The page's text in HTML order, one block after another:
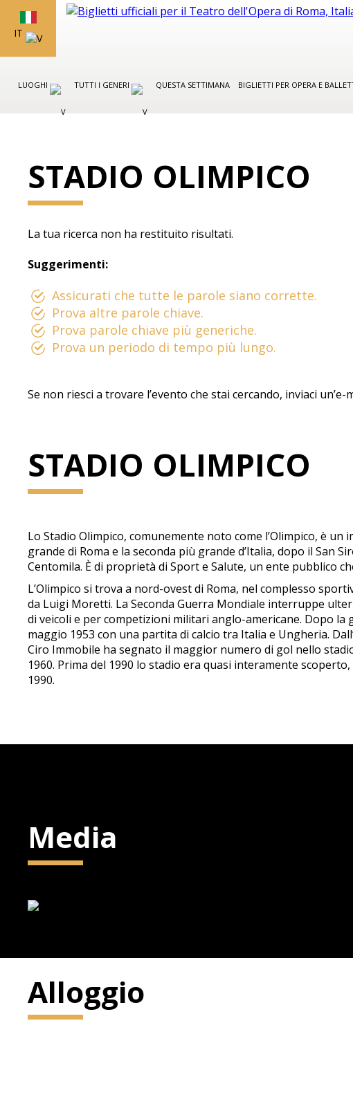
IT
LUOGHI TUTTI I GENERI QUESTA SETTIMANA BIGLIETTI PER OPERA E
STADIO OLIMPICO
La tua ricerca non ha restituito risultati.
Suggerimenti:
Assicurati che tutte le parole siano corrette.
Prova altre parole chiave.
Prova parole chiave più generiche.
Prova un periodo di tempo più lungo.
Se non riesci a trovare l’evento che stai cercando, inviaci un’e-
STADIO OLIMPICO
Lo Stadio Olimpico, comunemente noto come l’Olimpico, è
grande di Roma e la seconda più grande d’Italia, dopo il San
Centomila. È di proprietà di Sport e Salute, un ente pubblico
L’Olimpico si trova a nord-ovest di Roma, nel complesso
da Luigi Moretti. La Seconda Guerra Mondiale interruppe
di veicoli e per competizioni militari anglo-americane. Dopo
maggio 1953 con una partita di calcio tra Italia e Ungheria.
Ciro Immobile ha segnato il maggior numero di gol nello
1960. Prima del 1990 lo stadio era quasi interamente
1990.
Media
Alloggio